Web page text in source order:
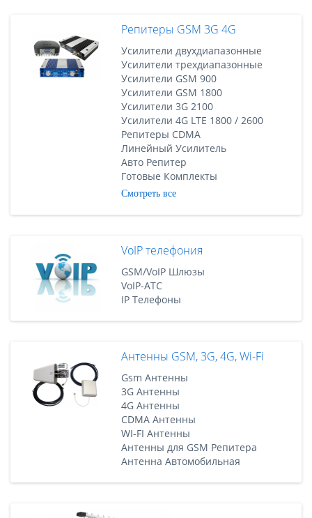
Репитеры GSM 3G 4G
Усилители двухдиапазонные
Усилители трехдиапазонные
Усилители GSM 900
Усилители GSM 1800
Усилители 3G 2100
Усилители 4G LTE 1800 / 2600
Репитеры CDMA
Линейный Усилитель
Авто Репитер
Готовые Комплекты
Смотреть все
VoIP телефония
GSM/VoIP Шлюзы
VoIP-АТС
IP Телефоны
Антенны GSM, 3G, 4G, Wi-Fi
Gsm Антенны
3G Антенны
4G Антенны
CDMA Антенны
WI-FI Антенны
Антенны для GSM Репитера
Антенна Автомобильная